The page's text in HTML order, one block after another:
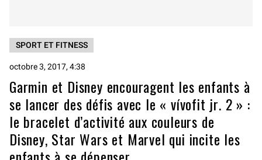
SPORT ET FITNESS
octobre 3, 2017, 4:38
Garmin et Disney encouragent les enfants à
se lancer des défis avec le « vívofit jr. 2 » :
le bracelet d’activité aux couleurs de
Disney, Star Wars et Marvel qui incite les